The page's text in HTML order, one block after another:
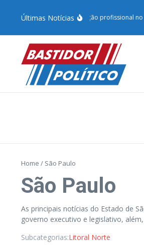
Últimas Notícias
e fortalece qualificação profissional no
Home / São Paulo
São Paulo
As principais notícias do Estado de
governo executivo e legislativo,
Subcategorias:Litoral Norte